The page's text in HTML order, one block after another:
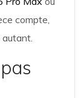
compte,